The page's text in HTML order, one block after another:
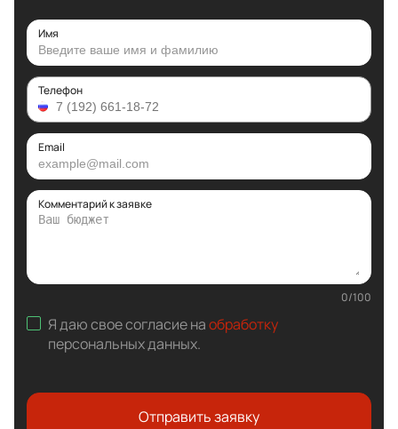
Имя
Телефон
Email
Комментарий к заявке
0/100
Я даю свое согласие наобработку
персональных данных.
Отправить заявку